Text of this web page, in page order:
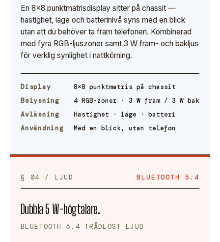
En 8×8 punktmatrisdisplay sitter på chassit —
hastighet, läge och batterinivå syns med en blick
utan att du behöver ta fram telefonen. Kombinerad
med fyra RGB-ljuszoner samt 3 W fram- och bakljus
för verklig synlighet i nattkörning.
Display
8×8 punktmatris på chassit
Belysning
4 RGB-zoner · 3 W fram / 3 W bak
Avläsning
Hastighet · läge · batteri
Användning
Med en blick, utan telefon
§ 04 / LJUD BLUETOOTH 5.4
Dubbla 5 W-högtalare.
BLUETOOTH 5.4 TRÅDLÖST LJUD